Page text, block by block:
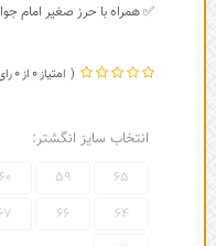
✅ همراه با حرز صغیر امام
0
0
انتخاب سایز انگشتر:
65
59
60
64
66